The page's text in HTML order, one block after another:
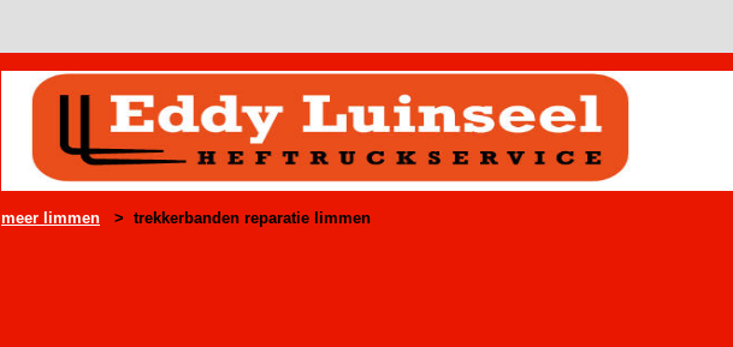
meer limmen > trekkerbanden reparatie limmen